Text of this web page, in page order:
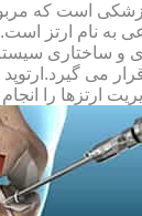
پزشکی است که
نام ارتز است.یک
و ساختاری
می
ارتزها را